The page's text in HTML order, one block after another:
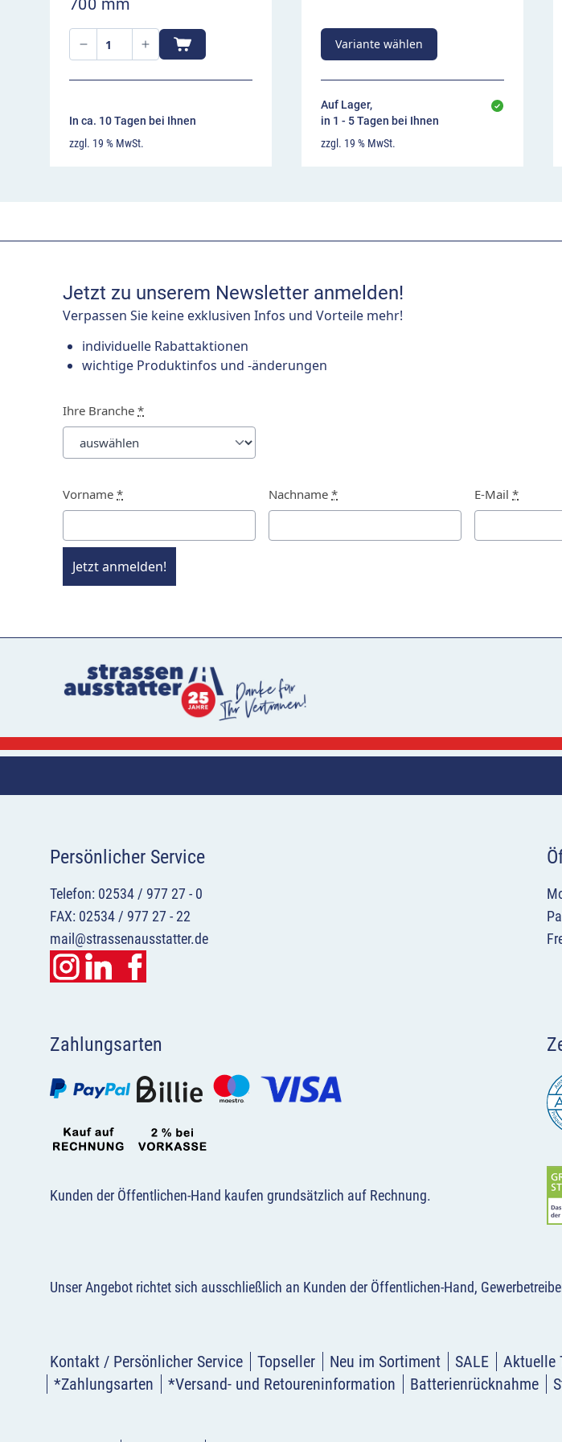
700 mm
In ca. 10 Tagen bei Ihnen
zzgl. 19 % MwSt.
Variante wählen
Auf Lager,
in 1 - 5 Tagen bei Ihnen
zzgl. 19 % MwSt.
Jetzt zu unserem Newsletter anmelden!
Verpassen Sie keine exklusiven Infos und Vorteile mehr!
individuelle Rabattaktionen
wichtige Produktinfos und -änderungen
Ihre Branche *
Vorname * Nachname * E-Mail *
Jetzt anmelden!
Persönlicher Service
Telefon: 02534 / 977 27 - 0
FAX: 02534 / 977 27 - 22
mail@strassenausstatter.de
Zahlungsarten
Kunden der Öffentlichen-Hand kaufen grundsätzlich auf Rechnung.
Unser Angebot richtet sich ausschließlich an Kunden der Öffentlichen-Hand,
Kontakt / Persönlicher Service Topseller Neu im Sortiment SALE Aktuelle
*Zahlungsarten
*Versand- und Retoureninformation Batterienrücknahme